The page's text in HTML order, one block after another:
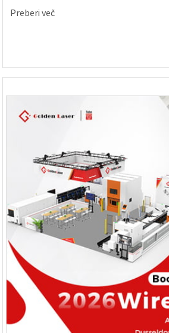
proizvodnje. Čeprav lahko parametri
Preberi več